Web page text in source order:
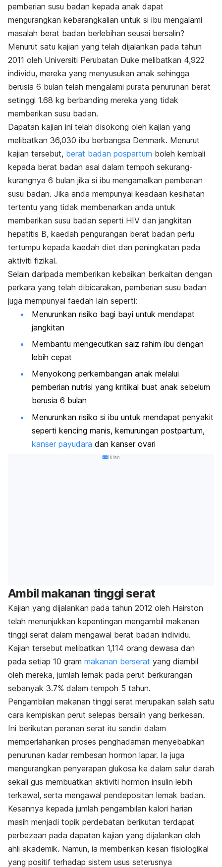
pemberian susu badan kepada anak dapat
mengurangkan kebarangkalian untuk si ibu mengalami
masalah berat badan berlebihan seusai bersalin?
Menurut satu kajian yang telah dijalankan pada tahun
2011 oleh Universiti Perubatan Duke melibatkan 4,922
individu, mereka yang menyusukan anak sehingga
berusia 6 bulan telah mengalami purata penurunan berat
setinggi 1.68 kg berbanding mereka yang tidak
memberikan susu badan.
Dapatan kajian ini telah disokong oleh kajian yang
melibatkan 36,030 ibu berbangsa Denmark. Menurut
kajian tersebut, berat badan pospartum boleh kembali
kepada berat badan asal dalam tempoh sekurang-
kurangnya 6 bulan jika si ibu mengamalkan pemberian
susu badan. Jika anda mempunyai keadaan kesihatan
tertentu yang tidak membenarkan anda untuk
memberikan susu badan seperti HIV dan jangkitan
hepatitis B, kaedah pengurangan berat badan perlu
tertumpu kepada kaedah diet dan peningkatan pada
aktiviti fizikal.
Selain daripada memberikan kebaikan berkaitan dengan
perkara yang telah dibicarakan, pemberian susu badan
juga mempunyai faedah lain seperti:
Menurunkan risiko bagi bayi untuk mendapat
jangkitan
Membantu mengecutkan saiz rahim ibu dengan
lebih cepat
Menyokong perkembangan anak melalui
pemberian nutrisi yang kritikal buat anak sebelum
berusia 6 bulan
Menurunkan risiko si ibu untuk mendapat penyakit
seperti kencing manis, kemurungan postpartum,
kanser payudara dan kanser ovari
Iklan
Ambil makanan tinggi serat
Kajian yang dijalankan pada tahun 2012 oleh Hairston
telah menunjukkan kepentingan mengambil makanan
tinggi serat dalam mengawal berat badan individu.
Kajian tersebut melibatkan 1,114 orang dewasa dan
pada setiap 10 gram makanan berserat yang diambil
oleh mereka, jumlah lemak pada perut berkurangan
sebanyak 3.7% dalam tempoh 5 tahun.
Pengambilan makanan tinggi serat merupakan salah satu
cara kempiskan perut selepas bersalin yang berkesan.
Ini berikutan peranan serat itu sendiri dalam
memperlahankan proses penghadaman menyebabkan
penurunan kadar rembesan hormon lapar. Ia juga
mengurangkan penyerapan glukosa ke dalam salur darah
sekali gus membuatkan aktiviti hormon insulin lebih
terkawal, serta mengawal pendepositan lemak badan.
Kesannya kepada jumlah pengambilan kalori harian
masih menjadi topik perdebatan berikutan terdapat
perbezaan pada dapatan kajian yang dijalankan oleh
ahli akademik. Namun, ia memberikan kesan fisiologikal
yang positif terhadap sistem usus seterusnya